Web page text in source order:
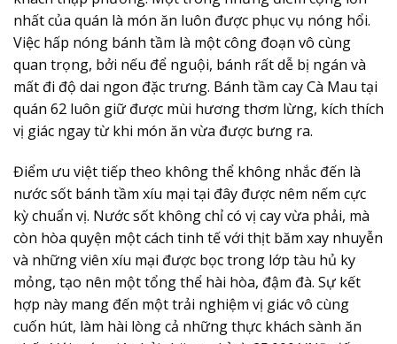
nhất của quán là món ăn luôn được phục vụ nóng hổi.
Việc hấp nóng bánh tầm là một công đoạn vô cùng
quan trọng, bởi nếu để nguội, bánh rất dễ bị ngán và
mất đi độ dai ngon đặc trưng. Bánh tầm cay Cà Mau tại
quán 62 luôn giữ được mùi hương thơm lừng, kích thích
vị giác ngay từ khi món ăn vừa được bưng ra.
Điểm ưu việt tiếp theo không thể không nhắc đến là
nước sốt bánh tầm xíu mại tại đây được nêm nếm cực
kỳ chuẩn vị. Nước sốt không chỉ có vị cay vừa phải, mà
còn hòa quyện một cách tinh tế với thịt băm xay nhuyễn
và những viên xíu mại được bọc trong lớp tàu hủ ky
mỏng, tạo nên một tổng thể hài hòa, đậm đà. Sự kết
hợp này mang đến một trải nghiệm vị giác vô cùng
cuốn hút, làm hài lòng cả những thực khách sành ăn